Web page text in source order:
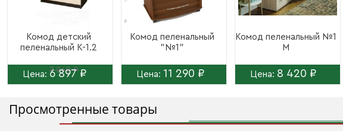
Комод детский
пеленальный К-1.2
Цена: 6 897 ₽
7 260 ₽
Комод пеленальный
"№1"
Цена: 11 290 ₽
Комод пеленальный №1
М
Цена: 8 420 ₽
Просмотренные товары